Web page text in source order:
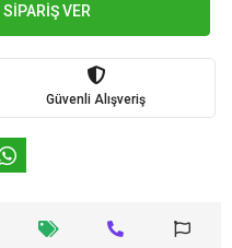
VER
Güvenli Alışveriş